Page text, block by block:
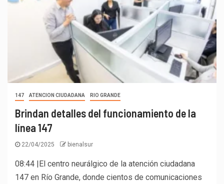
147 ATENCION CIUDADANA RIO GRANDE
Brindan detalles del funcionamiento de la
línea 147
22/04/2025 bienalsur
08:44 |El centro neurálgico de la atención ciudadana
147 en Río Grande, donde cientos de comunicaciones